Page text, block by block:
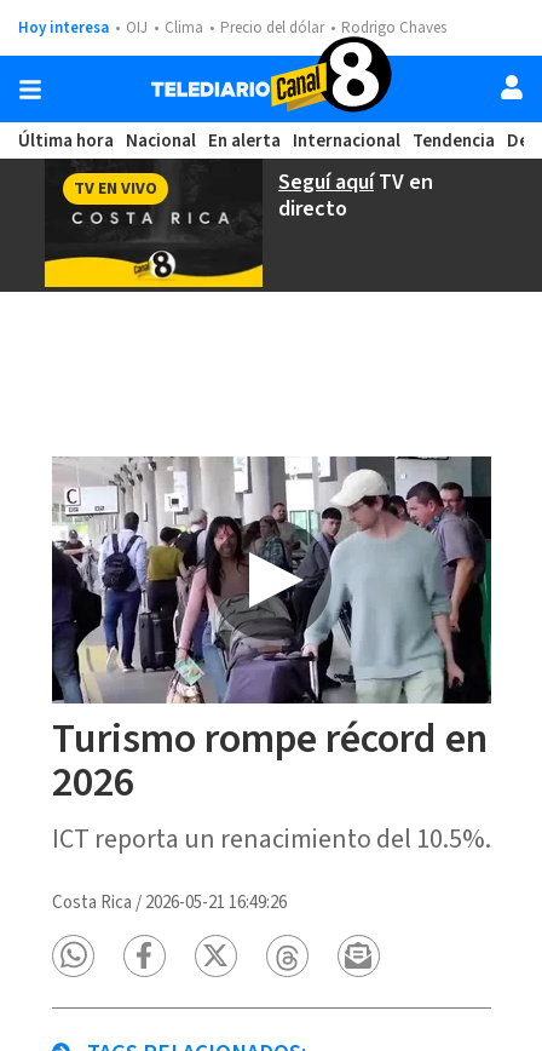
Hoy interesa OIJ Clima Precio del dólar Rodrigo Chaves
Última hora Nacional En alerta Internacional Tendencia
Seguí aquíTV en
directo
TV EN VIVO
Turismo rompe récord en
2026
ICT reporta un renacimiento del 10.5%.
Costa Rica /2026-05-21 16:49:26